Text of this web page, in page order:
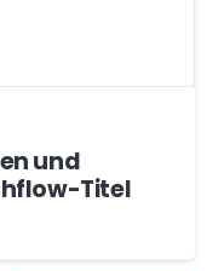
und
Titel